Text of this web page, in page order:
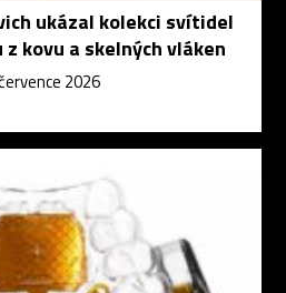
ukázal kolekci svítidel
kovu a skelných vláken
2026